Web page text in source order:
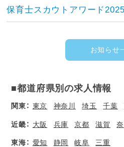
保育士スカウトアワード
お知らせ
■都道府県別の求人情報
関東： 東京 神奈川 埼玉 千葉
近畿： 大阪 兵庫 京都 滋賀
東海： 愛知 静岡 岐阜 三重